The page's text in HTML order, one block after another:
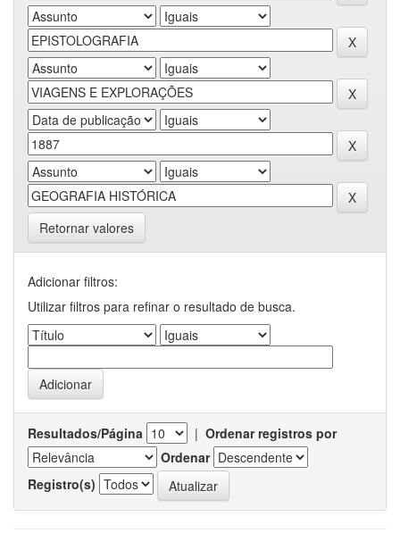
Retornar valores
Adicionar filtros:
Utilizar filtros para refinar o resultado de busca.
Resultados/Página | Ordenar registros por
Ordenar
Registro(s)